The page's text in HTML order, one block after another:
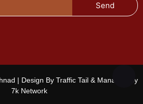
Send
| Design By Traffic Tail & Managed By
7k Network